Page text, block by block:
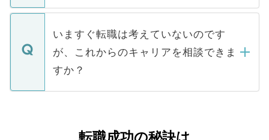
関を公にしてしまうと、応募が殺到する場
に、医療機関が求める条件に合った人材の
みを人材紹介会社に依頼するケースが増え
ています。
定を承諾する必要はありません。内定先へ
の辞退の連絡はキャリアパートナーが行い
ますので、ご安心ください。
個人情報が漏えいすることはありませんの
で、ご安心ください。当サイトからの登録
などで収集したご登録者様の個人情報は、
ご本人のキャリアアップおよび転職活動の
支援を目的に使用いたします。お預かりし
ているすべての個人データはご本人の許可
は、個人情報の取り扱いについての厳密な
いますぐ転職は考えていないのです
が、これからのキャリアを相談できま
すか？
かがいして、現在の医療機関の状況や紹介